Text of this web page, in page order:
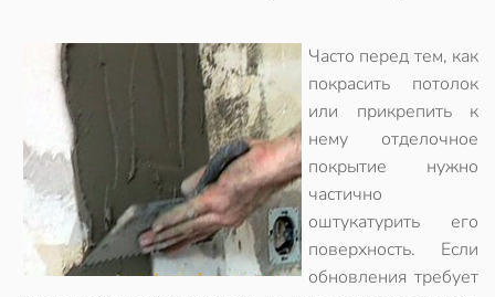
Часто перед тем, как
покрасить потолок
или прикрепить к
нему отделочное
покрытие нужно
частично
оштукатурить его
поверхность. Если
обновления требует